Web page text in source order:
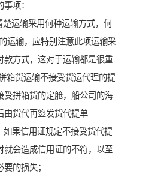
项：
运输采用何种运输方式，何
运输，应特别注意此项运输采
款方式，这对于运输都是很重
箱货运输不接受货运代理的提
受拼箱货的定舱，船公司的海
由货代再签发货代提单
如果信用证规定不接受货代提
就会造成信用证的不符，以至
的损失；